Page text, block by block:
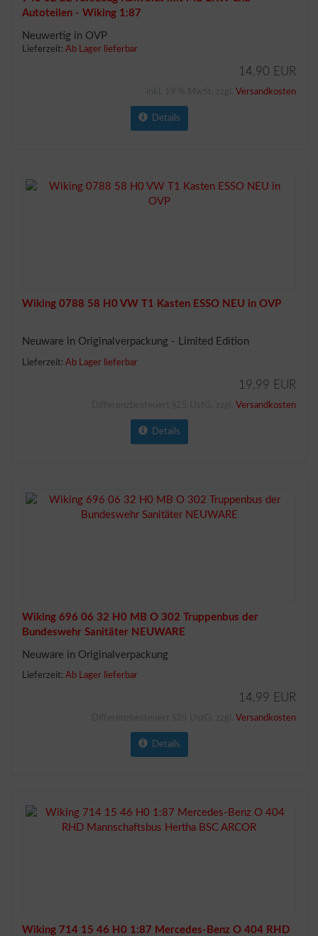
Autoteilen - Wiking 1:87
Neuwertig in OVP
Lieferzeit: Ab Lager lieferbar
14,90 EUR
Versandkosten
Details
Wiking 0788 58 H0 VW T1 Kasten ESSO NEU in OVP
Neuware in Originalverpackung - Limited Edition
Lieferzeit: Ab Lager lieferbar
19,99 EUR
Versandkosten
Details
Wiking 696 06 32 H0 MB O 302 Truppenbus der
Bundeswehr Sanitäter NEUWARE
Neuware in Originalverpackung
Lieferzeit: Ab Lager lieferbar
14,99 EUR
Versandkosten
Details
Wiking 714 15 46 H0 1:87 Mercedes-Benz O 404 RHD